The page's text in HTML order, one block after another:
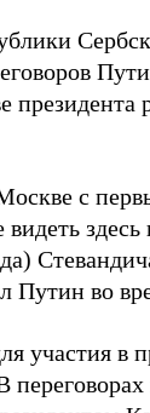
президента
с
Путин во
участия в